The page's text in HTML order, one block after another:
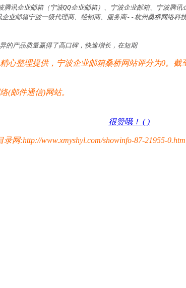
讯企业邮箱（宁波QQ企业邮箱）、宁波企业邮箱、宁波腾
业邮箱宁波一级代理商、经销商、服务商--杭州桑桥网络
的产品质量赢得了高口碑，快速增长，在短期
整理提供，宁波企业邮箱桑桥网站评分为0。
(邮件通信)网站。
很赞哦！ ( )
:http://www.xmyshyl.com/showinfo-87-21955-